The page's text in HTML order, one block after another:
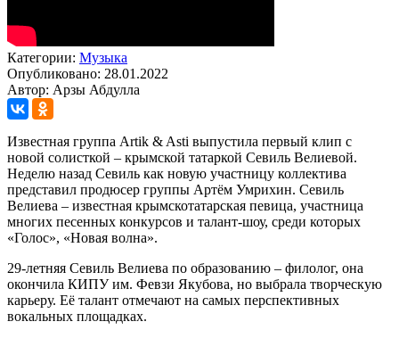
Категории: Музыка
Опубликовано: 28.01.2022
Автор: Арзы Абдулла
Известная группа Artik & Asti выпустила первый клип с
новой солисткой – крымской татаркой Севиль Велиевой.
Неделю назад Севиль как новую участницу коллектива
представил продюсер группы Артём Умрихин. Севиль
Велиева – известная крымскотатарская певица, участница
многих песенных конкурсов и талант-шоу, среди которых
«Голос», «Новая волна».
29-летняя Севиль Велиева по образованию – филолог, она
окончила КИПУ им. Февзи Якубова, но выбрала творческую
карьеру. Её талант отмечают на самых перспективных
вокальных площадках.